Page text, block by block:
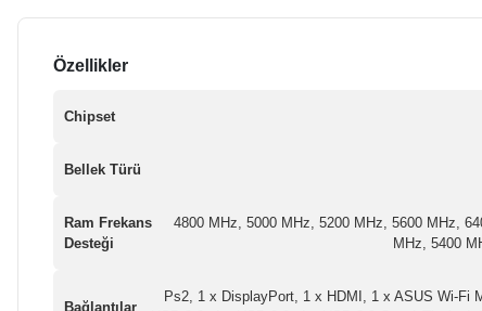
Özellikler
Chipset
Bellek Türü
Ram Frekans
Desteği
4800 MHz, 5000 MHz, 5200 MHz, 5600 MHz,
MHz, 5400
Bağlantılar
Ps2, 1 x DisplayPort, 1 x HDMI, 1 x ASUS Wi-Fi